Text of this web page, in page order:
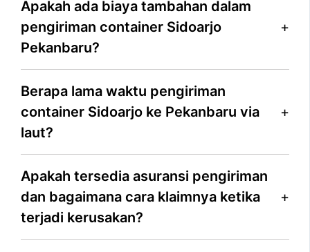
Apakah ada biaya tambahan dalam
pengiriman container Sidoarjo
Pekanbaru?
Berapa lama waktu pengiriman
container Sidoarjo ke Pekanbaru via
laut?
Apakah tersedia asuransi pengiriman
dan bagaimana cara klaimnya ketika
terjadi kerusakan?